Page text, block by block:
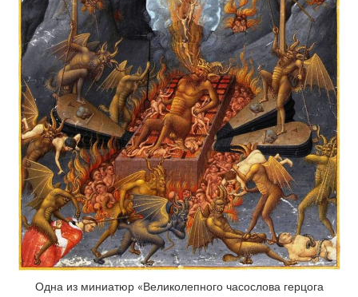
Одна из миниатюр «Великолепного часослова герцога